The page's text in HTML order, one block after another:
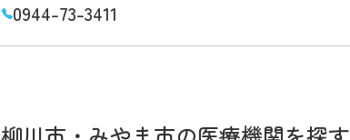
0944-73-3411